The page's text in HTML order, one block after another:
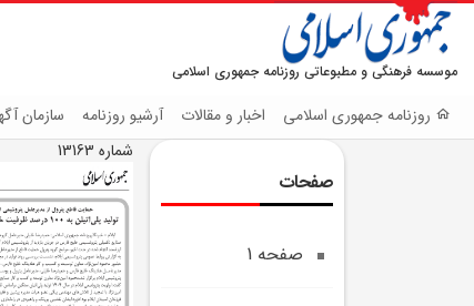
موسسه فرهنگی و مطبوعاتی روزنامه جمهوری اسلامی
روزنامه جمهوری اسلامی اخبار و مقالات آرشیو روزنامه سازمان
صفحات
صفحه 1
شماره 13163